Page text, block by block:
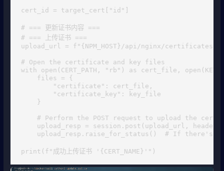
cert_id = target_cert["id"]
# === 更新证书内容 ===
# === 上传证书 ===
upload_url = f"{NPM_HOST}/api/nginx/certificates/
# Open the certificate and key files
with open(CERT_PATH, "rb") as cert_file,
    files = {
        "certificate": cert_file,
        "certificate_key": key_file
    }
# Perform the POST request to upload the
upload_resp = session.post(upload_url,
upload_resp.raise_for_status()  # If there's
print(f"成功上传证书 '{CERT_NAME}'")